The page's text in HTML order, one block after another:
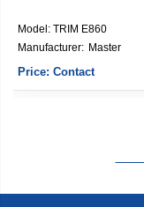
Model: TRIM E860
Master
Price: Contact